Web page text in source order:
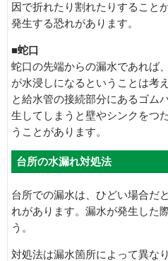
因で折れたり割れたりすること
発生する恐れがあります。
■蛇口
蛇口の先端からの漏水であれば
が水浸しになるということは考
と給水管の接続部分にあるゴム
生してしまうと壁やシンクをつ
うことがあります。
台所の水漏れ対処法
台所での漏水は、ひどい場合だ
れがあります。漏水が発生した
う。
対処法は漏水箇所によって異な